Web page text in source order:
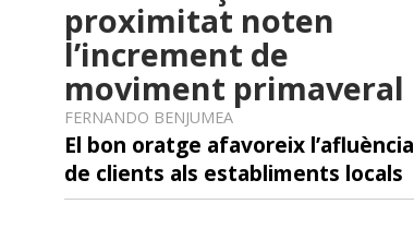
proximitat noten
l’increment de
moviment primaveral
FERNANDO BENJUMEA
El bon oratge afavoreix l’afluència
de clients als establiments locals